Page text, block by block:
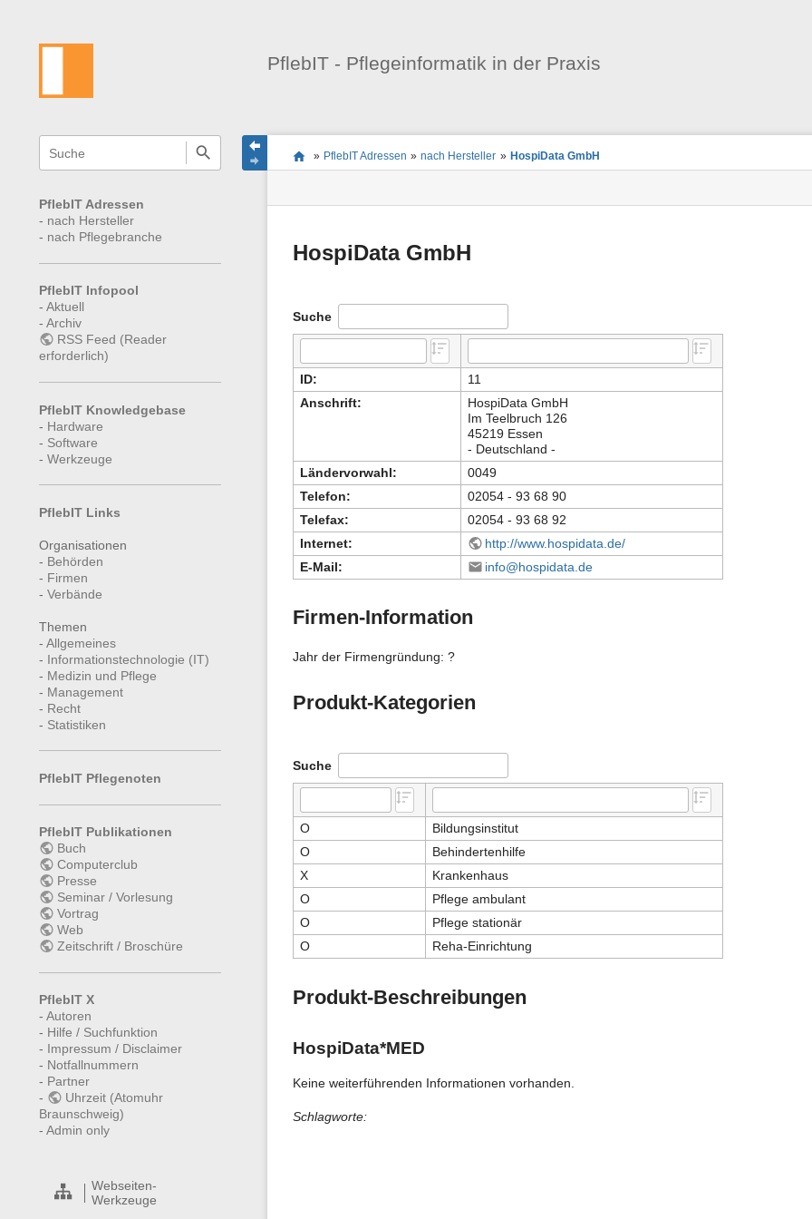
PflebIT - Pflegeinformatik in der Praxis
Wikiübergreifende
Schnellsuche
PflebIT Adressen
- nach Hersteller
- nach Pflegebranche
PflebIT Infopool
- Aktuell
- Archiv
RSS Feed (Reader
erforderlich)
PflebIT Knowledgebase
- Hardware
- Software
- Werkzeuge
PflebIT Links
Organisationen
- Behörden
- Firmen
- Verbände
Themen
- Allgemeines
- Informationstechnologie (IT)
- Medizin und Pflege
- Management
- Recht
- Statistiken
PflebIT Pflegenoten
PflebIT Publikationen
Buch
Computerclub
Presse
Seminar / Vorlesung
Vortrag
Web
Zeitschrift / Broschüre
PflebIT X
- Autoren
- Hilfe / Suchfunktion
- Impressum / Disclaimer
- Notfallnummern
- Partner
-
Uhrzeit (Atomuhr
Braunschweig)
- Admin only
Webseiten-
Werkzeuge
Seitenstatus
Standortanzeiger
Sie
befinden
» PflebIT Adressen » nach Hersteller » HospiData GmbH
Seiten-
HospiData GmbH
Suche
ID:
11
Anschrift:
HospiData GmbH
Im Teelbruch 126
45219 Essen
- Deutschland -
Ländervorwahl:
0049
Telefon:
02054 - 93 68 90
Telefax:
02054 - 93 68 92
Internet:
http://www.hospidata.de/
E-Mail:
info@hospidata.de
Firmen-Information
Jahr der Firmengründung: ?
Produkt-Kategorien
Suche
O
Bildungsinstitut
O
Behindertenhilfe
X
Krankenhaus
O
Pflege ambulant
O
Pflege stationär
O
Reha-Einrichtung
Produkt-Beschreibungen
HospiData*MED
Keine weiterführenden Informationen vorhanden.
Schlagworte: